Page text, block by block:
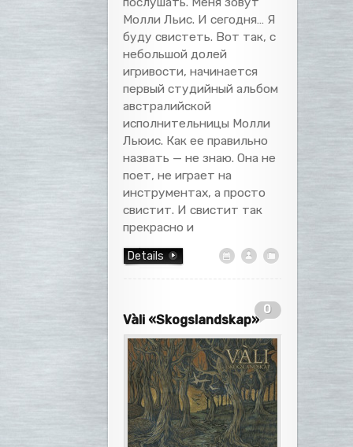
Молли Льис. И сегодня… Я
буду свистеть. Вот так, с
небольшой долей
игривости, начинается
первый студийный альбом
австралийской
исполнительницы Молли
Льюис. Как ее правильно
назвать — не знаю. Она не
поет, не играет на
инструментах, а просто
свистит. И свистит так
прекрасно и
Details
0
Vàli «Skogslandskap»